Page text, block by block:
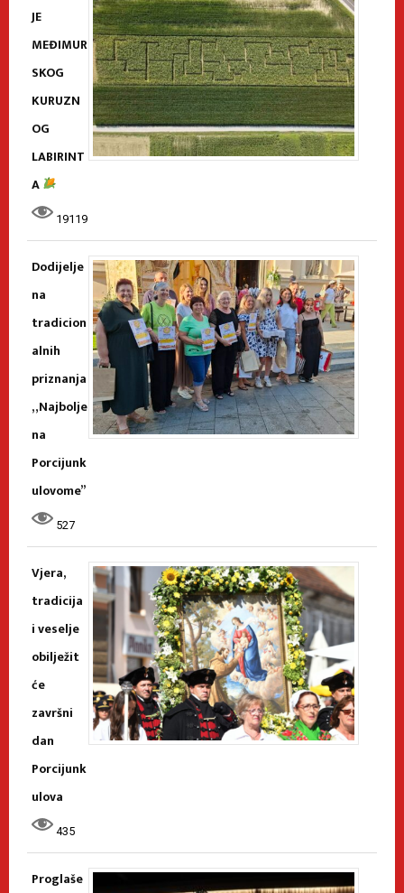
JE
MEĐIMUR
SKOG
KURUZN
OG
LABIRINT
A
19119
Dodijelje
na
tradicion
alnih
priznanja
„Najbolje
na
Porcijunk
ulovome”
527
Vjera,
tradicija
i veselje
obilježit
će
završni
dan
Porcijunk
ulova
435
Proglaše